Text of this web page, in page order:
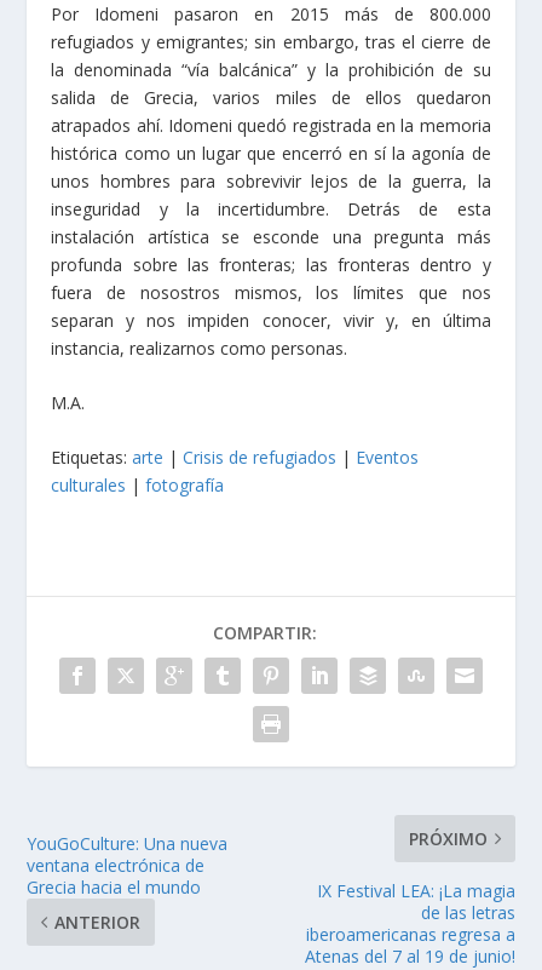
Por Idomeni pasaron en 2015 más de 800.000
refugiados y emigrantes; sin embargo, tras el cierre de
la denominada “vía balcánica” y la prohibición de su
salida de Grecia, varios miles de ellos quedaron
atrapados ahí. Idomeni quedó registrada en la memoria
histórica como un lugar que encerró en sí la agonía de
unos hombres para sobrevivir lejos de la guerra, la
inseguridad y la incertidumbre. Detrás de esta
instalación artística se esconde una pregunta más
profunda sobre las fronteras; las fronteras dentro y
fuera de nosostros mismos, los límites que nos
separan y nos impiden conocer, vivir y, en última
instancia, realizarnos como personas.
M.A.
Etiquetas:arte |Crisis de refugiados | Eventos
culturales |fotografía
COMPARTIR:
YouGoCulture: Una nueva
ventana electrónica de
Grecia hacia el mundo
ANTERIOR
PRÓXIMO
IX Festival LEA: ¡La magia
de las letras
iberoamericanas regresa a
Atenas del 7 al 19 de junio!